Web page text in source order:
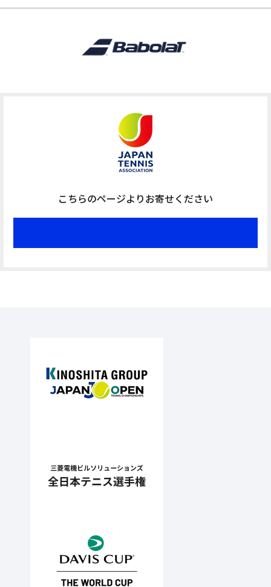
こちらのページよりお寄せください